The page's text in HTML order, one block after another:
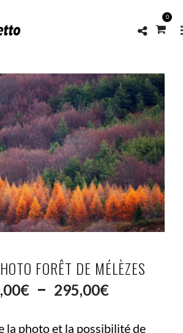
0
FORÊT DE MÉLÈZES
€ – 295,00€Plage
la photo et la possibilité de